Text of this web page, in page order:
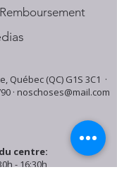
Québec (QC) G1S 3C1 ·
· noschoses@mail.com
centre:
- 16:30h